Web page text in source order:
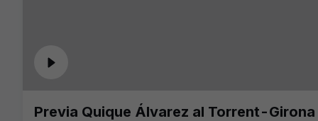
Previa Quique Álvarez al Torrent-Girona